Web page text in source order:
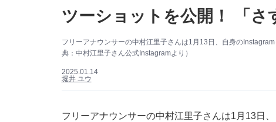
ツーショットを公開！ 「さ
フリーアナウンサーの中村江里子さんは1月13日、自身の
典：中村江里子さん公式Instagramより）
2025.01.14
堀井 ユウ
フリーアナウンサーの中村江里子さんは1月13日